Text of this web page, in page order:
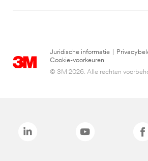
Juridische informatie
Cookie-voorkeuren
© 3M 2026. Alle rechten